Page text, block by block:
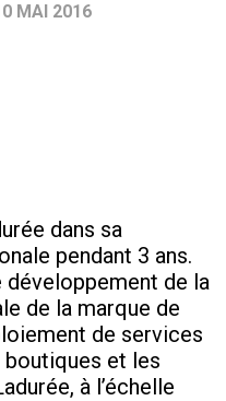
MAI 2016
dans sa
pendant 3 ans.
développement de la
de la marque de
de services
boutiques et les
à l’échelle